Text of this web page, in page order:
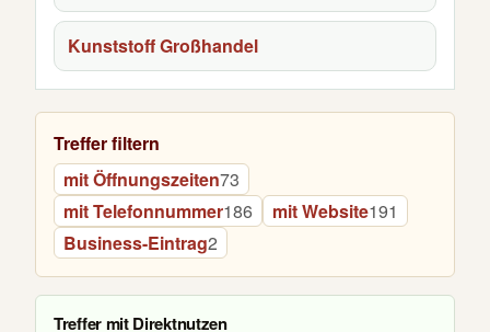
Kunststoff Großhandel
Treffer filtern
mit Öffnungszeiten73
mit Telefonnummer186 mit Website191
Business-Eintrag2
Treffer mit Direktnutzen